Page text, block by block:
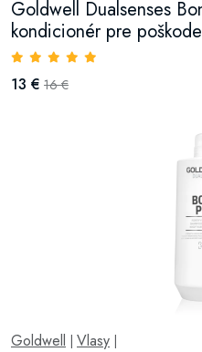
Goldwell Dualsenses
kondicionér pre
13 € 16 €
Goldwell Vlasy